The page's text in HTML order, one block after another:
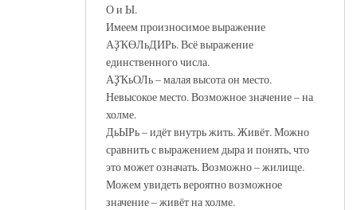
О и Ы.
Имеем произносимое выражение
АҘҠӨЛьДИРь. Всё выражение
единственного числа.
АҘҠьОЛь – малая высота он место.
Невысокое место. Возможное значение – на
холме.
ДьЫРь – идёт внутрь жить. Живёт. Можно
сравнить с выражением дыра и понять, что
это может означать. Возможно – жилище.
Можем увидеть вероятно возможное
значение – живёт на холме.